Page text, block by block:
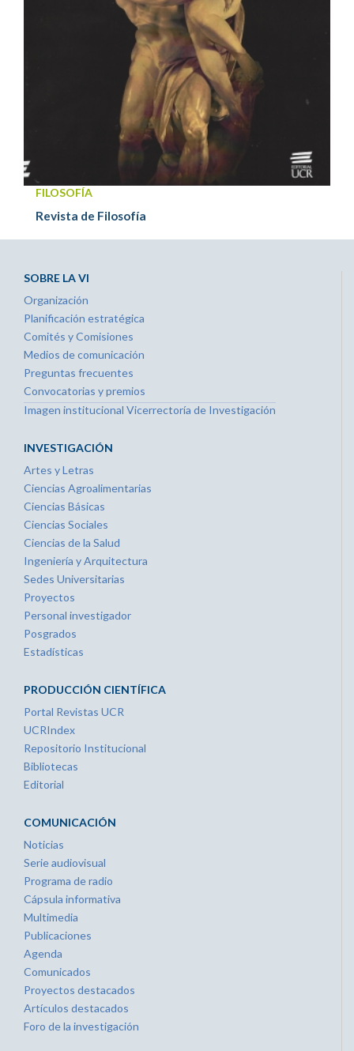
FILOSOFÍA
Revista de Filosofía
SOBRE LA VI
Organización
Planificación estratégica
Comités y Comisiones
Medios de comunicación
Preguntas frecuentes
Convocatorias y premios
Imagen institucional Vicerrectoría de Investigación
INVESTIGACIÓN
Artes y Letras
Ciencias Agroalimentarias
Ciencias Básicas
Ciencias Sociales
Ciencias de la Salud
Ingeniería y Arquitectura
Sedes Universitarias
Proyectos
Personal investigador
Posgrados
Estadísticas
PRODUCCIÓN CIENTÍFICA
Portal Revistas UCR
UCRIndex
Repositorio Institucional
Bibliotecas
Editorial
COMUNICACIÓN
Noticias
Serie audiovisual
Programa de radio
Cápsula informativa
Multimedia
Publicaciones
Agenda
Comunicados
Proyectos destacados
Artículos destacados
Foro de la investigación